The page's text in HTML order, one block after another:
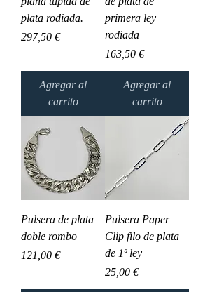
plata rodiada.
Precio
297,50 €
Agregar al
carrito
primera ley
rodiada
Precio
163,50 €
Agregar al
carrito
Pulsera de plata
doble rombo
Precio
121,00 €
Pulsera Paper
Clip filo de plata
de 1ª ley
Precio
25,00 €